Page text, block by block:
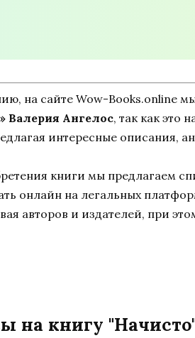
на сайте Wow-Books.online
Валерия Ангелос, так как это
интересные описания,
книги мы предлагаем
онлайн на легальных
авторов и издателей, при
на книгу